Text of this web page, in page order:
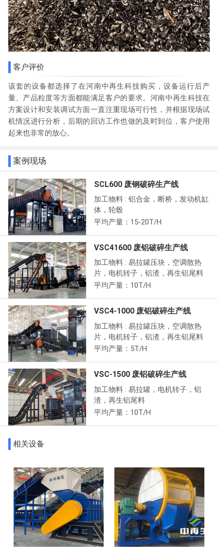
客户评价
该套的设备都选择了在河南中再生科技购买，设备运行后产
量、产品粒度等方面都能满足客户的要求。河南中再生科技在
方案设计和安装调试方面一直注重现场可行性，并根据现场试
机情况进行分析，后期的回访工作也做的及时到位，客户使用
起来也非常的放心。
案例现场
SCL600 废钢破碎生产线
加工物料 : 铝合金，断桥，发动机缸
体，轮毂
平均产量：15-20T/H
VSC41600 废铝破碎生产线
加工物料 : 易拉罐压块，空调散热
片，电机转子，铝渣，再生铝尾料
平均产量：10T/H
VSC4-1000 废铝破碎生产线
加工物料 : 易拉罐压块，空调散热
片，电机转子，铝渣，再生铝尾料
平均产量：5T/H
VSC-1500 废铝破碎生产线
加工物料 : 易拉罐，电机转子，铝
渣，再生铝尾料
平均产量：10T/H
相关设备